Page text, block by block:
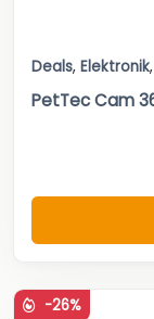
Deals, Elektronik,
PetTec Cam
-26%